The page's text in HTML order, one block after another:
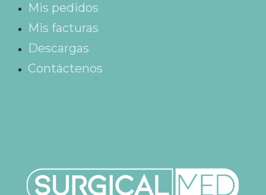
Mis pedidos
Mis facturas
Descargas
Contáctenos